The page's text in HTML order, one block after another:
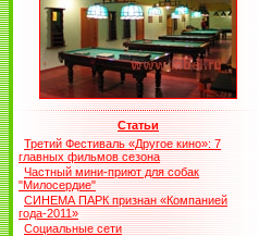
Статьи
Третий Фестиваль «Другое кино»: 7
главных фильмов сезона
Частный мини-приют для собак
"Милосердие"
СИНЕМА ПАРК признан «Компанией
года-2011»
Социальные сети